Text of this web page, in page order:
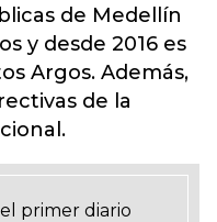
de Medellín
y desde 2016 es
Argos. Además,
de la
primer diario